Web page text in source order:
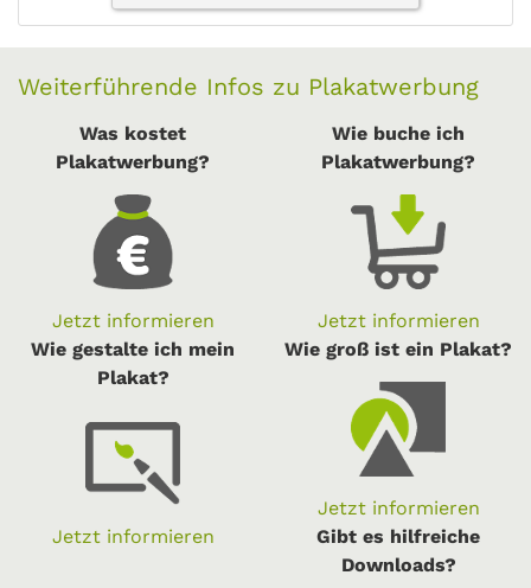
Weiterführende Infos zu Plakatwerbung
Was kostet
Plakatwerbung?
Jetzt informieren
Wie buche ich
Plakatwerbung?
Jetzt informieren
Wie gestalte ich mein
Plakat?
Jetzt informieren
Wie groß ist ein Plakat?
Jetzt informieren
Gibt es hilfreiche
Downloads?